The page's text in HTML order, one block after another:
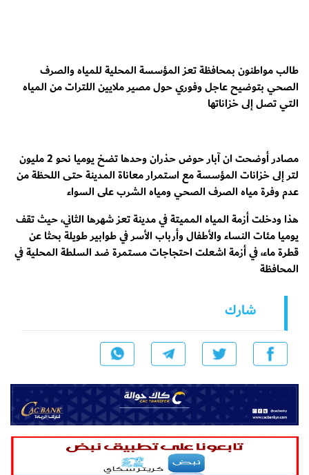
طالب مواطنون بمحافظة تعز المؤسسة المحلية للمياه والصرف
الصحي بتوضيح عاجل وفوري حول مصير ملايين اللترات من المياه
التي تصل إلى خزاناتها
مصادر أوضحت ان آبار حوض حذران وحدها تضخ يوميا نحو 2 مليون
لتر إلى خزانات المؤسسة مع استمرار معاناة المدينة حتى اللحظة من
عدم وفرة مياه الصرف الصحي ومياه الشرب على السواء
هذا ودخلت أزمة المياه المميتة في مدينة تعز شهرها الثاني، حيث تقف
يوميا مئات النساء والأطفال وأرباب الأسر في طوابير طويلة بحثا عن
قطرة ماء، في أزمة اشعلت احتجاجات مستمرة ضد السلطة المحلية في
المحافظة
شارك